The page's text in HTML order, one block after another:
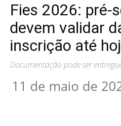
Fies 2026: pré-
devem validar
inscrição até
Documentação pode ser
11 de maio de